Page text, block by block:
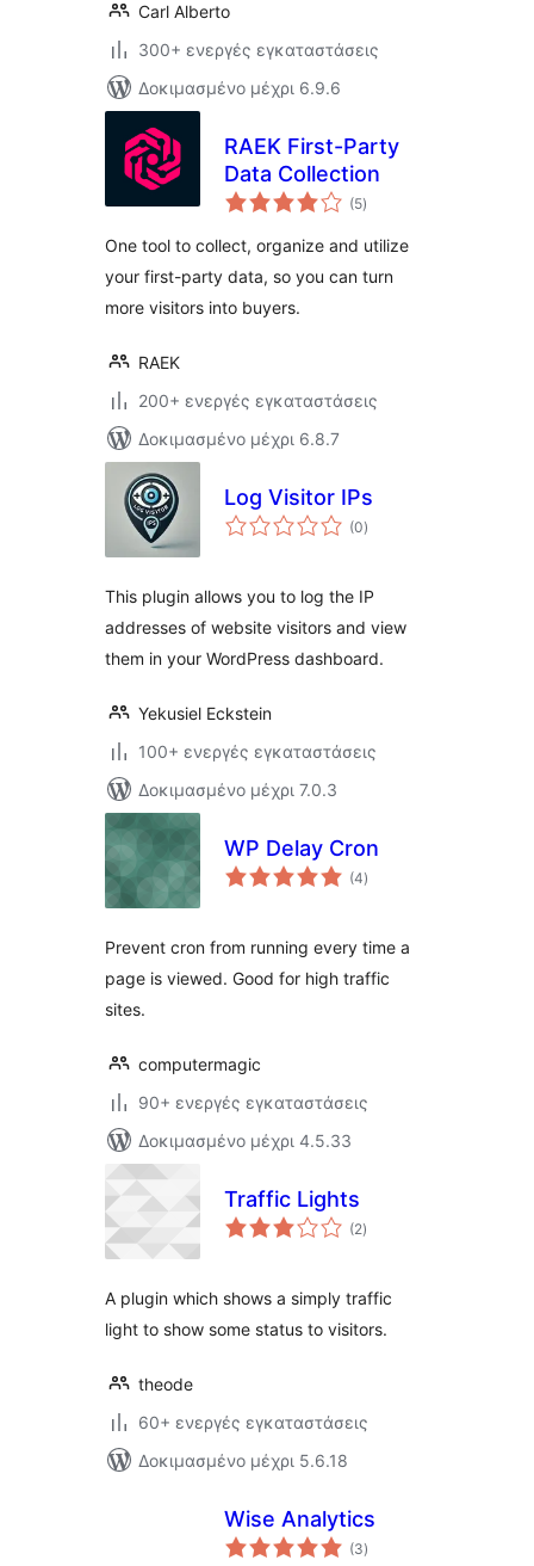
Carl Alberto
300+ ενεργές εγκαταστάσεις
Δοκιμασμένο μέχρι 6.9.6
RAEK First-Party
Data Collection
(5αξιολογήσεις
σύνολο
)
One tool to collect, organize and utilize
your first-party data, so you can turn
more visitors into buyers.
RAEK
200+ ενεργές εγκαταστάσεις
Δοκιμασμένο μέχρι 6.8.7
Log Visitor IPs
(0αξιολογήσεις
σύνολο
)
This plugin allows you to log the IP
addresses of website visitors and view
them in your WordPress dashboard.
Yekusiel Eckstein
100+ ενεργές εγκαταστάσεις
Δοκιμασμένο μέχρι 7.0.3
WP Delay Cron
(4αξιολογήσεις
σύνολο
)
Prevent cron from running every time a
page is viewed. Good for high traffic
sites.
computermagic
90+ ενεργές εγκαταστάσεις
Δοκιμασμένο μέχρι 4.5.33
Traffic Lights
(2αξιολογήσεις
σύνολο
)
A plugin which shows a simply traffic
light to show some status to visitors.
theode
60+ ενεργές εγκαταστάσεις
Δοκιμασμένο μέχρι 5.6.18
Wise Analytics
(3αξιολογήσεις
σύνολο
)